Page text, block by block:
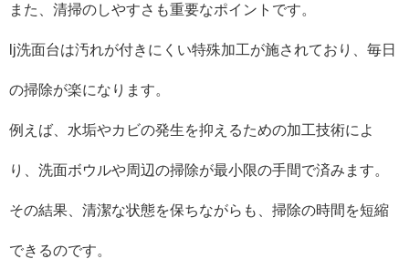
また、清掃のしやすさも重要なポイントです。
lj洗面台は汚れが付きにくい特殊加工が施されており、毎日
の掃除が楽になります。
例えば、水垢やカビの発生を抑えるための加工技術によ
り、洗面ボウルや周辺の掃除が最小限の手間で済みます。
その結果、清潔な状態を保ちながらも、掃除の時間を短縮
できるのです。